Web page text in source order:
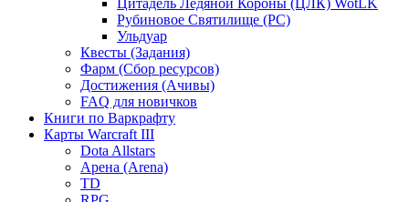
Цитадель Ледяной Короны (ЦЛК) WotLK
Рубиновое Святилище (РС)
Ульдуар
Квесты (Задания)
Фарм (Сбор ресурсов)
Достижения (Ачивы)
FAQ для новичков
Книги по Варкрафту
Карты Warcraft III
Dota Allstars
Арена (Arena)
TD